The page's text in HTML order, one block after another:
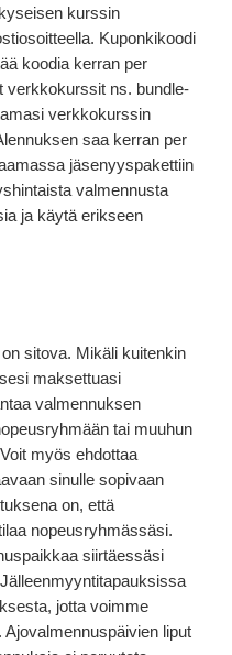
kurssin
Kuponkikoodi
koodia kerran per
verkkokurssit ns. bundle-
verkkokurssin
saa kerran per
jäsenyyspakettiin
valmennusta
ja käytä erikseen
sitova. Mikäli kuitenkin
maksettuasi
valmennuksen
tai muuhun
myös ehdottaa
sinulle sopivaan
on, että
nopeusryhmässäsi.
siirtäessäsi
jotta voimme
liput